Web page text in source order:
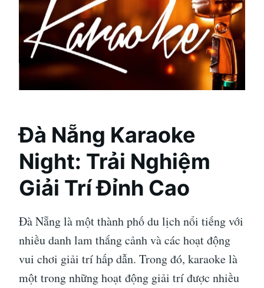
Đà Nẵng Karaoke
Night: Trải Nghiệm
Giải Trí Đỉnh Cao
Đà Nẵng là một thành phố du lịch nổi tiếng với
nhiều danh lam thắng cảnh và các hoạt động
vui chơi giải trí hấp dẫn. Trong đó, karaoke là
một trong những hoạt động giải trí được nhiều